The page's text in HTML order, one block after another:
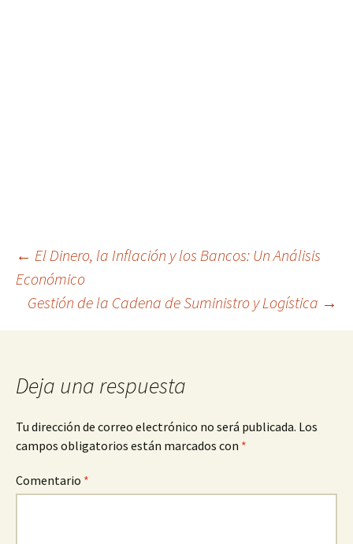
Navegación
de
← El Dinero, la Inflación y los Bancos: Un Análisis
Económico
Gestión de la Cadena de Suministro y Logística →
Deja una respuesta
Tu dirección de correo electrónico no será publicada. Los
campos obligatorios están marcados con *
Comentario *